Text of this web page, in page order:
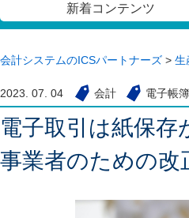
新着コンテンツ
会計システムのICSパートナーズ > 生
2023. 07. 04 会計 電子帳
電子取引は紙保存
事業者のための改